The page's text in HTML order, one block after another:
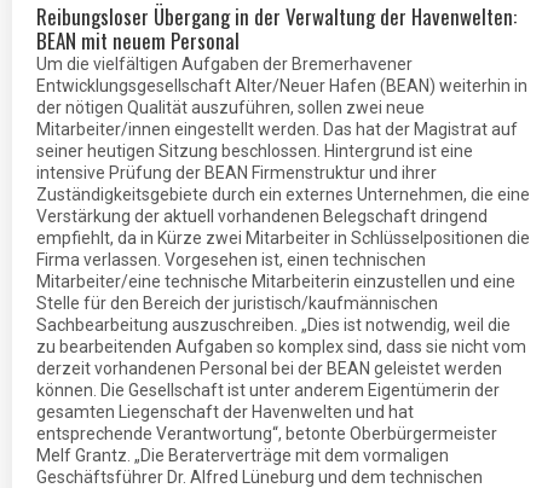
Reibungsloser Übergang in der Verwaltung der Havenwelten:
BEAN mit neuem Personal
Um die vielfältigen Aufgaben der Bremerhavener
Entwicklungsgesellschaft Alter/Neuer Hafen (BEAN) weiterhin in
der nötigen Qualität auszuführen, sollen zwei neue
Mitarbeiter/innen eingestellt werden. Das hat der Magistrat auf
seiner heutigen Sitzung beschlossen. Hintergrund ist eine
intensive Prüfung der BEAN Firmenstruktur und ihrer
Zuständigkeitsgebiete durch ein externes Unternehmen, die eine
Verstärkung der aktuell vorhandenen Belegschaft dringend
empfiehlt, da in Kürze zwei Mitarbeiter in Schlüsselpositionen die
Firma verlassen. Vorgesehen ist, einen technischen
Mitarbeiter/eine technische Mitarbeiterin einzustellen und eine
Stelle für den Bereich der juristisch/kaufmännischen
Sachbearbeitung auszuschreiben. „Dies ist notwendig, weil die
zu bearbeitenden Aufgaben so komplex sind, dass sie nicht vom
derzeit vorhandenen Personal bei der BEAN geleistet werden
können. Die Gesellschaft ist unter anderem Eigentümerin der
gesamten Liegenschaft der Havenwelten und hat
entsprechende Verantwortung“, betonte Oberbürgermeister
Melf Grantz. „Die Beraterverträge mit dem vormaligen
Geschäftsführer Dr. Alfred Lüneburg und dem technischen